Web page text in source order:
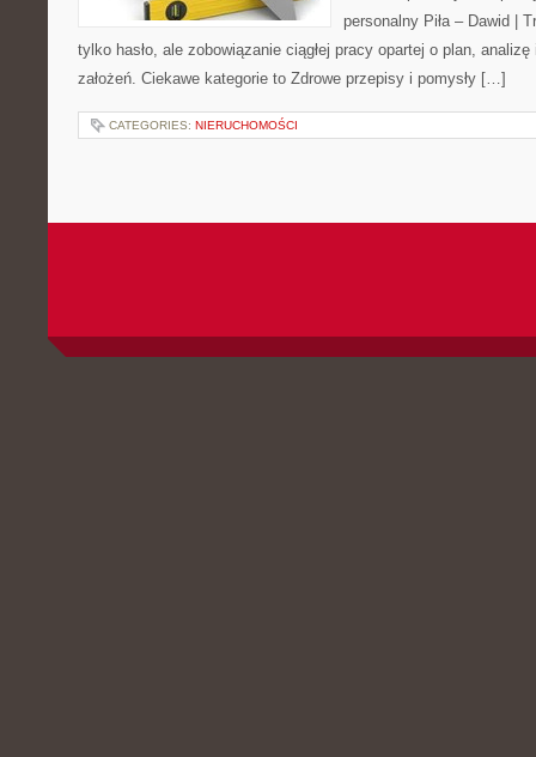
personalny Piła – Dawid |
tylko hasło, ale zobowiązanie ciągłej pracy opartej o plan,
założeń. Ciekawe kategorie to Zdrowe przepisy i pomysły […]
CATEGORIES: NIERUCHOMOŚCI